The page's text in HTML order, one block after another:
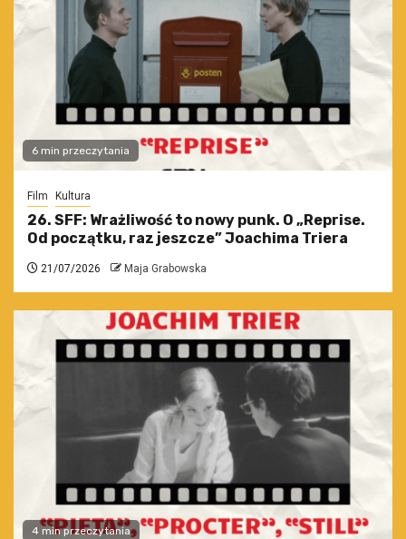
6 min przeczytania
Film Kultura
26. SFF: Wrażliwość to nowy punk. O „Reprise.
Od początku, raz jeszcze” Joachima Triera
21/07/2026 Maja Grabowska
4 min przeczytania